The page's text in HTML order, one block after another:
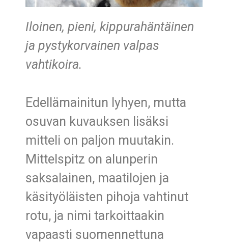
Iloinen, pieni, kippurahäntäinen
ja pystykorvainen valpas
vahtikoira.
Edellämainitun lyhyen, mutta
osuvan kuvauksen lisäksi
mitteli on paljon muutakin.
Mittelspitz on alunperin
saksalainen, maatilojen ja
käsityöläisten pihoja vahtinut
rotu, ja nimi tarkoittaakin
vapaasti suomennettuna